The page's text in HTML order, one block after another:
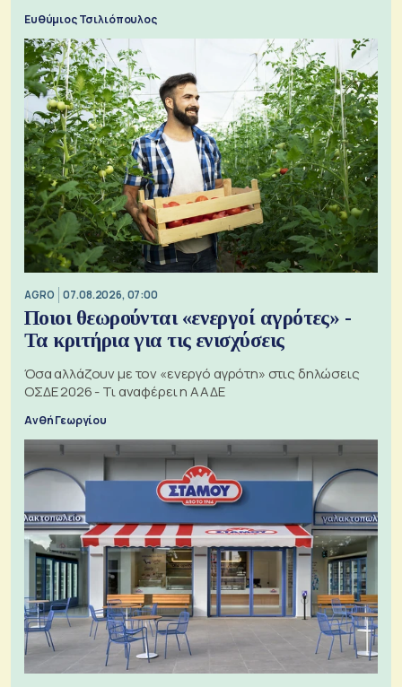
ξεχωριστό
Ευθύμιος Τσιλιόπουλος
AGRO 07.08.2026, 07:00
Ποιοι θεωρούνται «ενεργοί αγρότες» -
Τα κριτήρια για τις ενισχύσεις
Όσα αλλάζουν με τον «ενεργό αγρότη» στις δηλώσεις
ΟΣΔΕ 2026 - Τι αναφέρει η ΑΑΔΕ
Ανθή Γεωργίου